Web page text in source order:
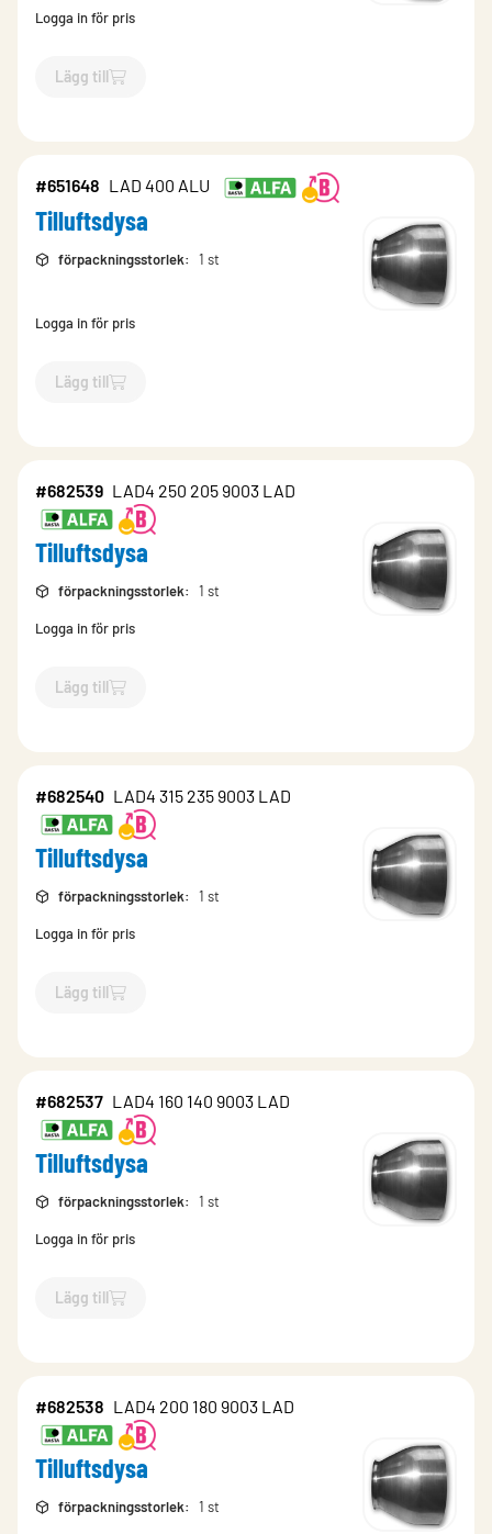
Logga in för pris
Lägg till
`$Lägg till
#651648 LAD 400 ALU
Tilluftsdysa
förpackningsstorlek: 1 st
Logga in för pris
Lägg till
`$Lägg till
#682539 LAD4 250 205 9003 LAD
Tilluftsdysa
förpackningsstorlek: 1 st
Logga in för pris
Lägg till
`$Lägg till
#682540 LAD4 315 235 9003 LAD
Tilluftsdysa
förpackningsstorlek: 1 st
Logga in för pris
Lägg till
`$Lägg till
#682537 LAD4 160 140 9003 LAD
Tilluftsdysa
förpackningsstorlek: 1 st
Logga in för pris
Lägg till
`$Lägg till
#682538 LAD4 200 180 9003 LAD
Tilluftsdysa
förpackningsstorlek: 1 st